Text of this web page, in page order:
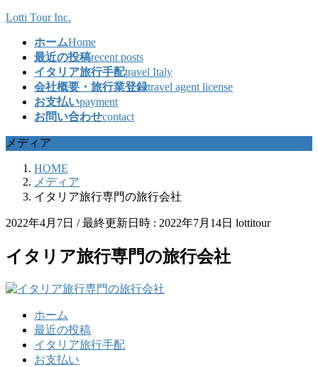
コ
ッ
プ
ナ
移
動
Lotti Tour Inc.
ホームHome
最近の投稿recent posts
イタリア旅行手配travel Italy
会社概要・旅行業登録travel agent license
お支払いpayment
お問い合わせcontact
メディア
HOME
メディア
イタリア旅行専門の旅行会社
2022年4月7日 / 最終更新日時 : 2022年7月14日 lottitour
イタリア旅行専門の旅行会社
ホーム
最近の投稿
イタリア旅行手配
お支払い